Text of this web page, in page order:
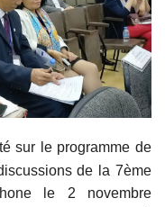
ésur le programme de
de la 7ème
le 2 novembre